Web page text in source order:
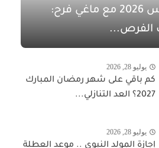
مفاجآت أغسطس 2026 مع ماغي فرح:
الفرص...
يوليو 28, 2026
كم باقي على شهر رمضان المبارك
2027؟ العد التنازلي...
يوليو 28, 2026
إجازة المولد النبوي .. موعد العطلة